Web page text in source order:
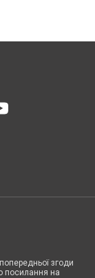
згоди
посилання на